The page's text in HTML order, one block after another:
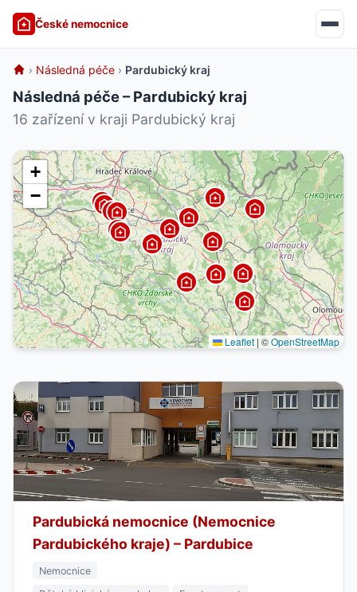
České nemocnice
› Následná péče › Pardubický kraj
Následná péče – Pardubický kraj
16 zařízení v kraji Pardubický kraj
+
−
Leaflet | ©OpenStreetMap
Pardubická nemocnice (Nemocnice
Pardubického kraje) – Pardubice
Nemocnice